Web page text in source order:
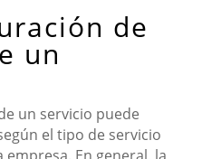
de
un
un servicio puede
el tipo de servicio